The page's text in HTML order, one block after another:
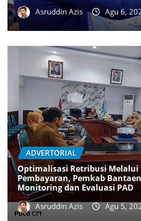
Asruddin Azis Agu 6,
ADVERTORIAL
Optimalisasi Retribusi
Pembayaran, Pemkab
Monitoring dan Evaluasi PAD
Asruddin Azis Agu 5,